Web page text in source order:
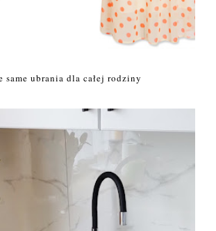
same ubrania dla całej rodziny